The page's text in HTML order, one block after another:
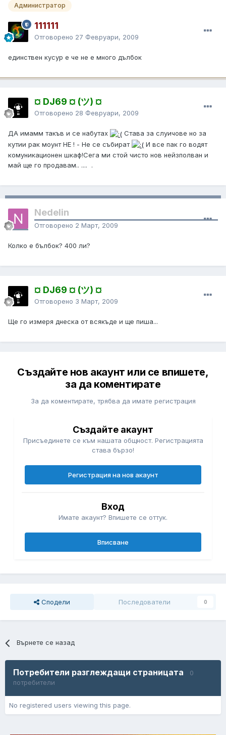
Администратор
111111
Отговорено 27 Февруари, 2009
единствен кусур е че не е много дълбок
¤ DJ69 ¤ (ツ) ¤
Отговорено 28 Февруари, 2009
ДА имамм такъв и се набутах
Става за слуичове но за
кутии рак моунт НЕ ! - Не се събират
И все пак го водят
комуникационен шкаф!Сега ми стой чисто нов нейзполван и
май ще го продавам.. .... .
Nedelin
Отговорено 2 Март, 2009
Колко е бълбок? 400 ли?
¤ DJ69 ¤ (ツ) ¤
Отговорено 3 Март, 2009
Ще го измеря днеска от всякъде и ще пиша...
Създайте нов акаунт или се впишете,
за да коментирате
За да коментирате, трябва да имате регистрация
Създайте акаунт
Присъединете се към нашата общност. Регистрацията
става бързо!
Регистрация на нов акаунт
Вход
Имате акаунт? Впишете се оттук.
Вписване
Сподели Последователи 0
Върнете се назад
Потребители разглеждащи страницата
0
потребители
No registered users viewing this page.